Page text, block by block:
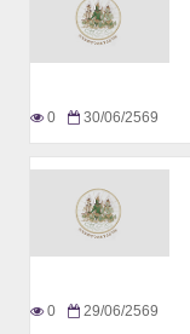
0 30/06/2569
0 29/06/2569